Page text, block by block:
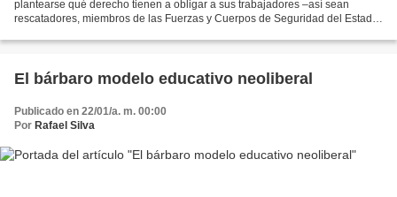
plantearse qué derecho tienen a obligar a sus trabajadores –así sean
rescatadores, miembros de las Fuerzas y Cuerpos de Seguridad del Estado
El bárbaro modelo educativo neoliberal
Publicado en 22/01/a. m. 00:00
Por Rafael Silva